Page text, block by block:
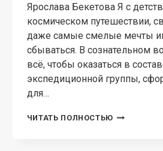
Ярослава Бекетова Я с
космическом путешествии,
даже самые смелые мечты
сбываться. В сознательном
всё, чтобы оказаться в
экспедиционной группы,
для…
ЧИТАТЬ ПОЛНОСТЬЮ КЕПЛЕР